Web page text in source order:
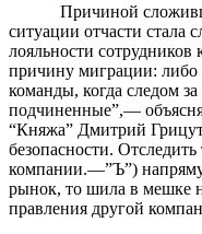
Причиной
ситуации отчасти стала
лояльности
причину миграции:
команды, когда следом
подчиненные”,—
“Княжа” Дмитрий
безопасности.
компании.—”Ъ”)
рынок, то шила в мешке
правления другой